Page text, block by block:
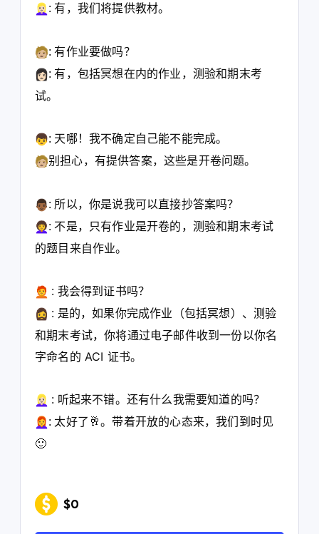
:有，我们将提供教材。
:有作业要做吗？
:有，包括冥想在内的作业，测验和期末考
试。
: 天哪！我不确定自己能不能完成。
别担心，有提供答案，这些是开卷问题。
: 所以，你是说我可以直接抄答案吗？
: 不是，只有作业是开卷的，测验和期末考试
的题目来自作业。
: 我会得到证书吗？
: 是的，如果你完成作业（包括冥想）、测验
和期末考试，你将通过电子邮件收到一份以你名
字命名的 ACI 证书。
: 听起来不错。还有什么我需要知道的吗？
: 太好了🥂。带着开放的心态来，我们到时见
🙂
$0